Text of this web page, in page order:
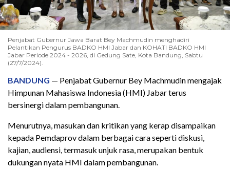
Penjabat Gubernur Jawa Barat Bey Machmudin menghadiri
Pelantikan Pengurus BADKO HMI Jabar dan KOHATI BADKO HMI
Jabar Periode 2024 - 2026, di Gedung Sate, Kota Bandung, Sabtu
(27/7/2024).
BANDUNG — Penjabat Gubernur Bey Machmudin mengajak
Himpunan Mahasiswa Indonesia (HMI) Jabar terus
bersinergi dalam pembangunan.
Menurutnya, masukan dan kritikan yang kerap disampaikan
kepada Pemdaprov dalam berbagai cara seperti diskusi,
kajian, audiensi, termasuk unjuk rasa, merupakan bentuk
dukungan nyata HMI dalam pembangunan.